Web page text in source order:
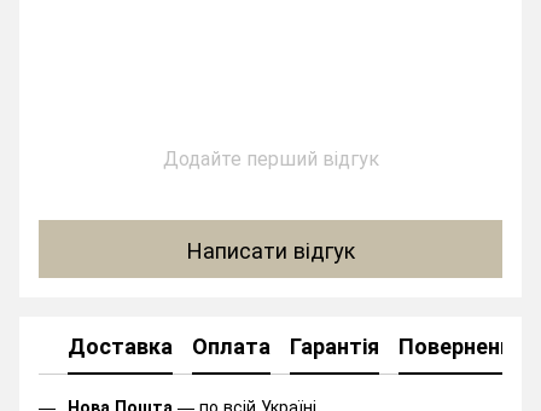
Додайте перший відгук
Написати відгук
Доставка Оплата Гарантія Повернення